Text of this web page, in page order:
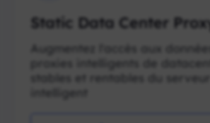
Static Data Center
Augmentez l'accès aux
proxies intelligents de
stables et rentables du
intelligent